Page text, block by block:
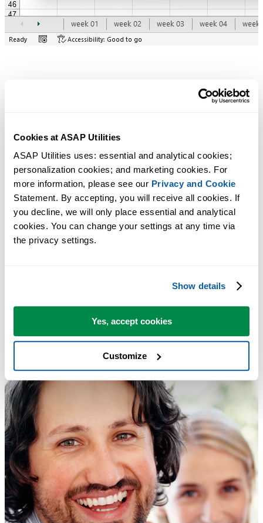
Cookies at ASAP Utilities
ASAP Utilities uses: essential and analytical cookies;
personalization cookies; and marketing cookies. For
more information, please see our Privacy and Cookie
Statement. By accepting, you will receive all cookies. If
you decline, we will only place essential and analytical
cookies. You can change your settings at any time via
the privacy settings.
Show details
Yes, accept cookies
Customize
Дополнительные ключевые слова, которые помогут вам найти
полноэкранный режим, заголовки, разрывы страниц
Редактировать избранное и сочетания клавиш...
Совет: Alt + P для предыдущего инструмента.
Выделить ячейки в зависимости от содержания,
форматирования и других свойств...
Совет:
Alt для следующего инструмента.